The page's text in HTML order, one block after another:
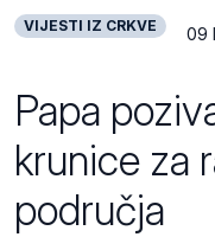
VIJESTI IZ CRKVE 09
Papa
krunice za
područja